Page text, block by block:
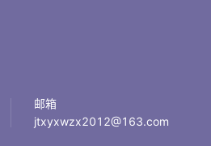
邮箱
jtxyxwzx2012@163.com